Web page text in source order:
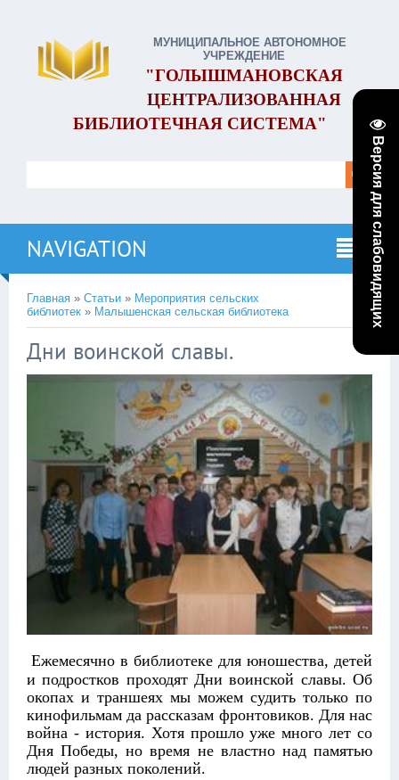
Версия для слабовидящих
МУНИЦИПАЛЬНОЕ АВТОНОМНОЕ
УЧРЕЖДЕНИЕ
"ГОЛЫШМАНОВСКАЯ
ЦЕНТРАЛИЗОВАННАЯ
БИБЛИОТЕЧНАЯ СИСТЕМА"
NAVIGATION
Главная » Статьи » Мероприятия сельских
библиотек » Малышенская сельская библиотека
Дни воинской славы.
Ежемесячно в библиотеке для юношества, детей
и подростков проходят Дни воинской славы. Об
окопах и траншеях мы можем судить только по
кинофильмам да рассказам фронтовиков. Для нас
война - история. Хотя прошло уже много лет со
Дня Победы, но время не властно над памятью
людей разных поколений.